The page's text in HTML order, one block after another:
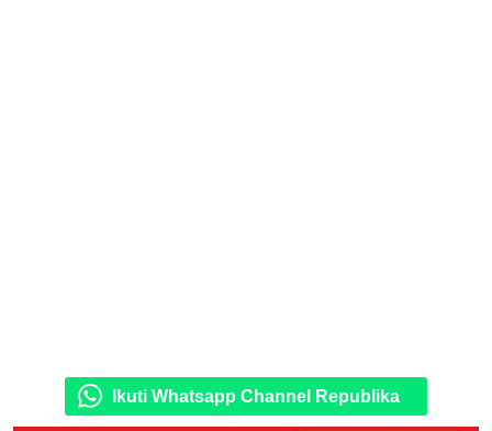
Ikuti Whatsapp Channel Republika